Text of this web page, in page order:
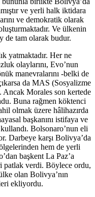
ve yerli halk iktidara
ve demokratik olarak
Ve ülkenin
de tam olarak budur.
yatmaktadır. Her ne
olaylarını, Evo’nun
manevralarını -belki de
da MAS (Sosyalizme
Ancak Morales son kertede
Buna rağmen köktenci
olmak üzere hâlihazırda
başkanını istifaya ve
Bolsonaro’nun eli
Darbeye karşı Bolivya’da
hem de yerli
başkent La Paz’a
patlak verdi. Böylece ordu,
olan Bolivya’nın
ekliyordu.